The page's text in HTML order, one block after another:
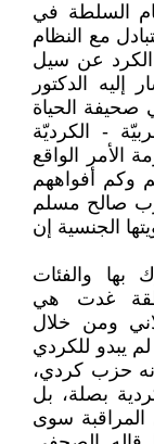
السلطة في
مع النظام
الكرد عن سيل
إليه الدكتور
صحيفة الحياة
- الكرديّة
الواقع
وكم أفواههم
صالح مسلم
الجنسية إن
بها والفئات
غدت هي
ومن خلال
يبدو للكردي
حزب كردي،
بصلة، بل
سوى